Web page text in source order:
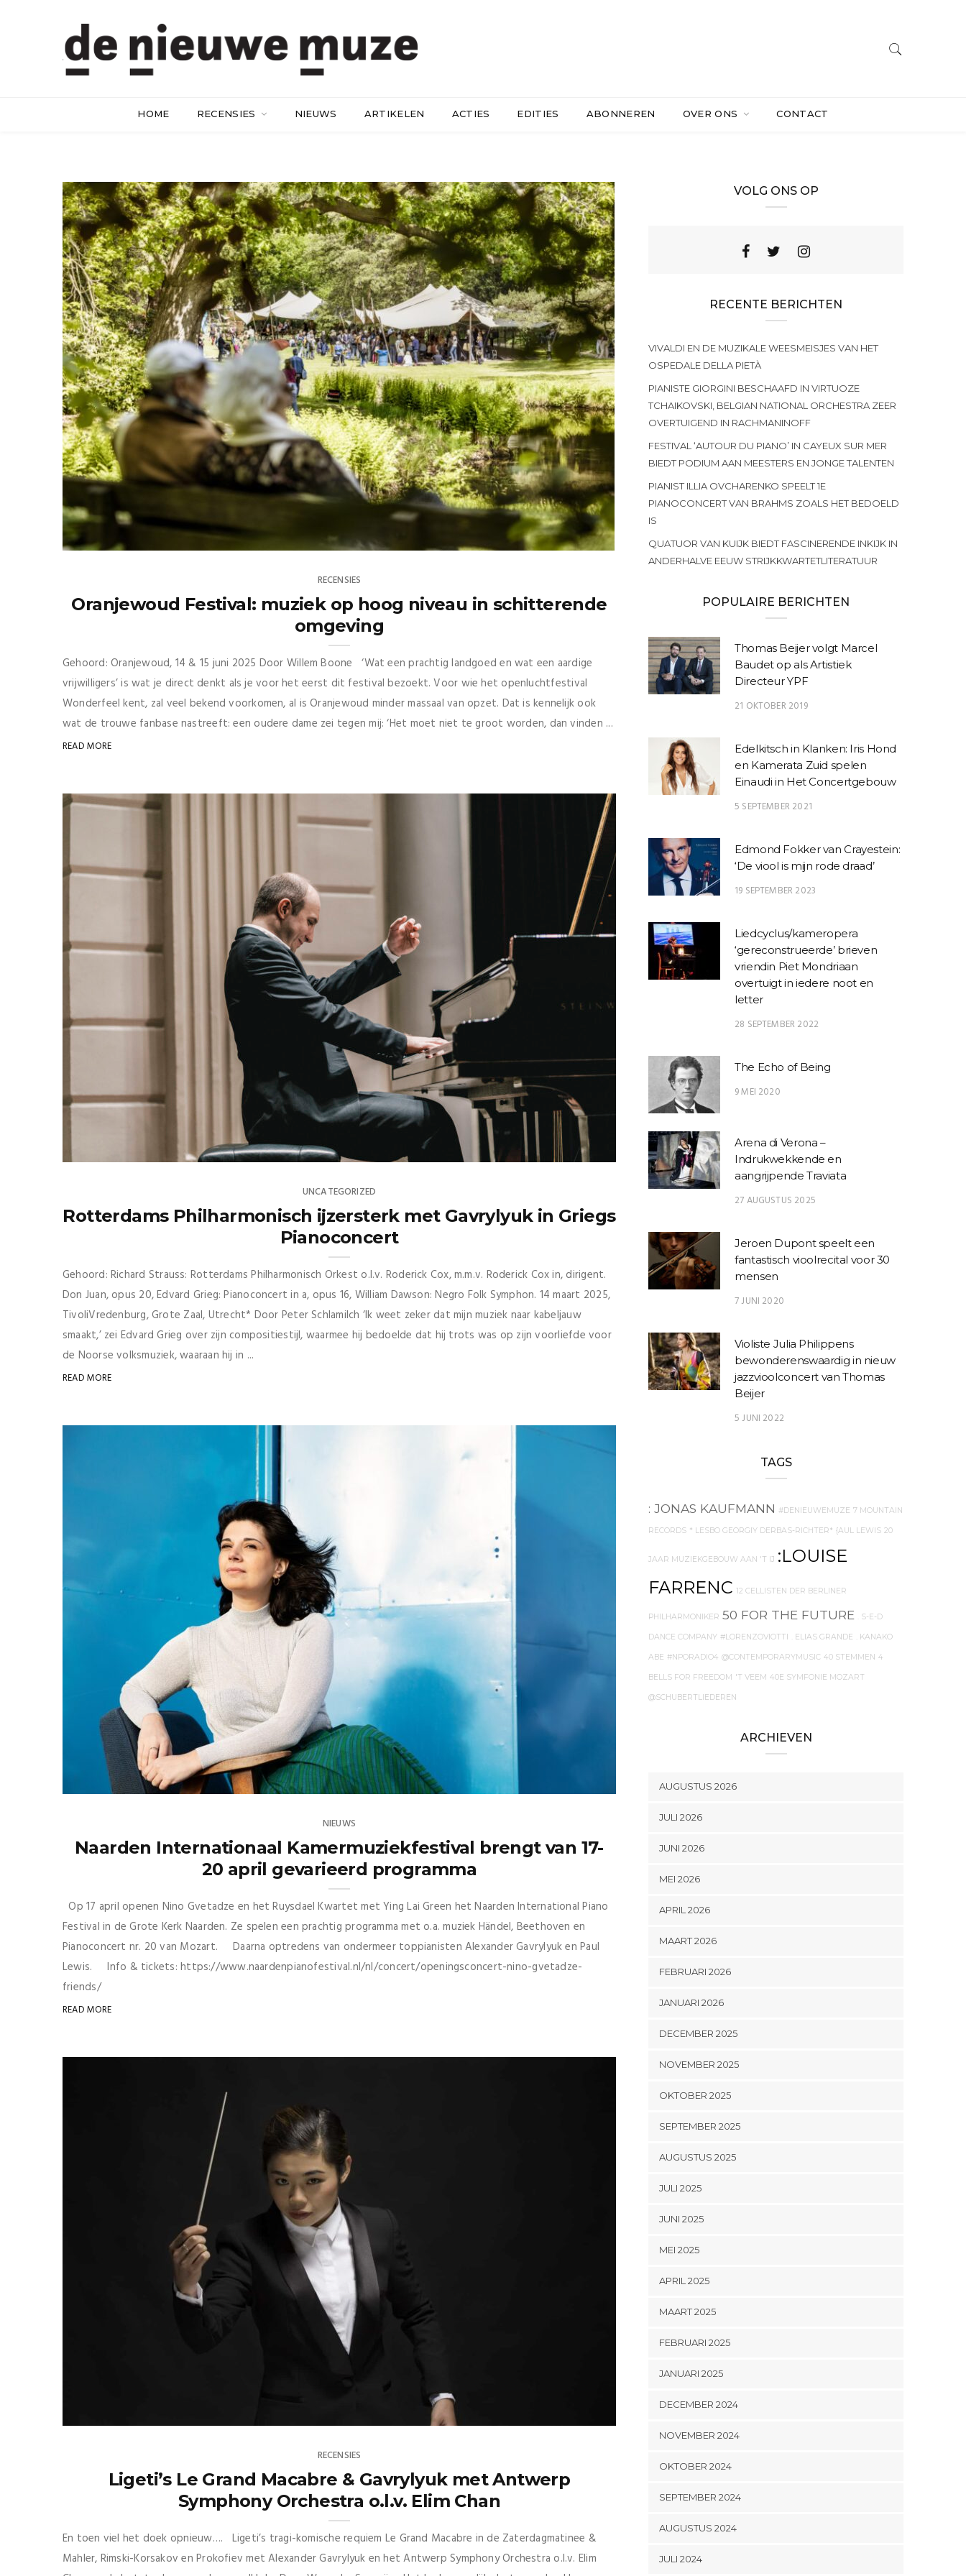
HOME RECENSIES NIEUWS ARTIKELEN ACTIES EDITIES ABONNEREN OVER ONS CONTACT
RECENSIES
Oranjewoud Festival: muziek op hoog niveau in schitterende
omgeving
Gehoord: Oranjewoud, 14 & 15 juni 2025 Door Willem Boone ‘Wat een prachtig landgoed en wat een aardige
vrijwilligers’ is wat je direct denkt als je voor het eerst dit festival bezoekt. Voor wie het openluchtfestival
Wonderfeel kent, zal veel bekend voorkomen, al is Oranjewoud minder massaal van opzet. Dat is kennelijk ook
wat de trouwe fanbase nastreeft: een oudere dame zei tegen mij: ‘Het moet niet te groot worden, dan vinden ...
READ MORE
UNCATEGORIZED
Rotterdams Philharmonisch ijzersterk met Gavrylyuk in Griegs
Pianoconcert
Gehoord: Richard Strauss: Rotterdams Philharmonisch Orkest o.l.v. Roderick Cox, m.m.v. Roderick Cox in, dirigent.
Don Juan, opus 20, Edvard Grieg: Pianoconcert in a, opus 16, William Dawson: Negro Folk Symphon. 14 maart 2025,
TivoliVredenburg, Grote Zaal, Utrecht* Door Peter Schlamilch ‘Ik weet zeker dat mijn muziek naar kabeljauw
smaakt,’ zei Edvard Grieg over zijn compositiestijl, waarmee hij bedoelde dat hij trots was op zijn voorliefde voor
de Noorse volksmuziek, waaraan hij in ...
READ MORE
NIEUWS
Naarden Internationaal Kamermuziekfestival brengt van 17-
20 april gevarieerd programma
Op 17 april openen Nino Gvetadze en het Ruysdael Kwartet met Ying Lai Green het Naarden International Piano
Festival in de Grote Kerk Naarden. Ze spelen een prachtig programma met o.a. muziek Händel, Beethoven en
Pianoconcert nr. 20 van Mozart. Daarna optredens van ondermeer toppianisten Alexander Gavrylyuk en Paul
Lewis. Info & tickets: https://www.naardenpianofestival.nl/nl/concert/openingsconcert-nino-gvetadze-
friends/
READ MORE
RECENSIES
Ligeti’s Le Grand Macabre & Gavrylyuk met Antwerp
Symphony Orchestra o.l.v. Elim Chan
En toen viel het doek opnieuw…. Ligeti’s tragi-komische requiem Le Grand Macabre in de Zaterdagmatinee &
Mahler, Rimski-Korsakov en Prokofiev met Alexander Gavrylyuk en het Antwerp Symphony Orchestra o.l.v. Elim
VOLG ONS OP
RECENTE BERICHTEN
VIVALDI EN DE MUZIKALE WEESMEISJES VAN HET
OSPEDALE DELLA PIETÀ
PIANISTE GIORGINI BESCHAAFD IN VIRTUOZE
TCHAIKOVSKI, BELGIAN NATIONAL ORCHESTRA ZEER
OVERTUIGEND IN RACHMANINOFF
FESTIVAL ‘AUTOUR DU PIANO’ IN CAYEUX SUR MER
BIEDT PODIUM AAN MEESTERS EN JONGE TALENTEN
PIANIST ILLIA OVCHARENKO SPEELT 1E
PIANOCONCERT VAN BRAHMS ZOALS HET BEDOELD
IS
QUATUOR VAN KUIJK BIEDT FASCINERENDE INKIJK IN
ANDERHALVE EEUW STRIJKKWARTETLITERATUUR
POPULAIRE BERICHTEN
Thomas Beijer volgt Marcel
Baudet op als Artistiek
Directeur YPF
21 OKTOBER 2019
Edelkitsch in Klanken: Iris Hond
en Kamerata Zuid spelen
Einaudi in Het Concertgebouw
5 SEPTEMBER 2021
Edmond Fokker van Crayestein:
‘De viool is mijn rode draad’
19 SEPTEMBER 2023
Liedcyclus/kameropera
‘gereconstrueerde’ brieven
vriendin Piet Mondriaan
overtuigt in iedere noot en
letter
28 SEPTEMBER 2022
The Echo of Being
9 MEI 2020
Arena di Verona –
Indrukwekkende en
aangrijpende Traviata
27 AUGUSTUS 2025
Jeroen Dupont speelt een
fantastisch vioolrecital voor 30
mensen
7 JUNI 2020
Violiste Julia Philippens
bewonderenswaardig in nieuw
jazzvioolconcert van Thomas
Beijer
5 JUNI 2022
TAGS
: JONAS KAUFMANN #DENIEUWEMUZE 7 MOUNTAIN
RECORDS * LESBO GEORGIY DERBAS-RICHTER* {AUL LEWIS 20
JAAR MUZIEKGEBOUW AAN 'T IJ :LOUISE
FARRENC 12 CELLISTEN DER BERLINER
PHILHARMONIKER 50 FOR THE FUTURE . S-E-D
DANCE COMPANY #LORENZOVIOTTI . ELIAS GRANDE . KANAKO
ABE #NPORADIO4 @CONTEMPORARYMUSIC 40 STEMMEN 4
BELLS FOR FREEDOM 'T VEEM 40E SYMFONIE MOZART
@SCHUBERTLIEDEREN
ARCHIEVEN
AUGUSTUS 2026
JULI 2026
JUNI 2026
MEI 2026
APRIL 2026
MAART 2026
FEBRUARI 2026
JANUARI 2026
DECEMBER 2025
NOVEMBER 2025
OKTOBER 2025
SEPTEMBER 2025
AUGUSTUS 2025
JULI 2025
JUNI 2025
MEI 2025
APRIL 2025
MAART 2025
FEBRUARI 2025
JANUARI 2025
DECEMBER 2024
NOVEMBER 2024
OKTOBER 2024
SEPTEMBER 2024
AUGUSTUS 2024
JULI 2024